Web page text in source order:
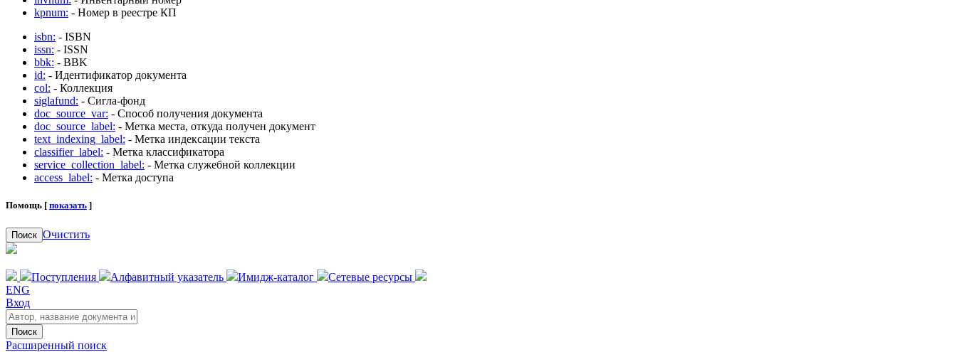
kpnum: - Номер в реестре КП
isbn: - ISBN
issn: - ISSN
bbk: - BBK
id: - Идентификатор документа
col: - Коллекция
siglafund: - Сигла-фонд
doc_source_var: - Способ получения документа
doc_source_label: - Метка места, откуда получен документ
text_indexing_label: - Метка индексации текста
classifier_label: - Метка классификатора
service_collection_label: - Метка служебной коллекции
access_label: - Метка доступа
Помощь [ показать ]
Поиск Очистить
Поступления Алфавитный указатель Имидж-каталог
Сетевые ресурсы
ENG
Вход
Поиск
Расширенный поиск